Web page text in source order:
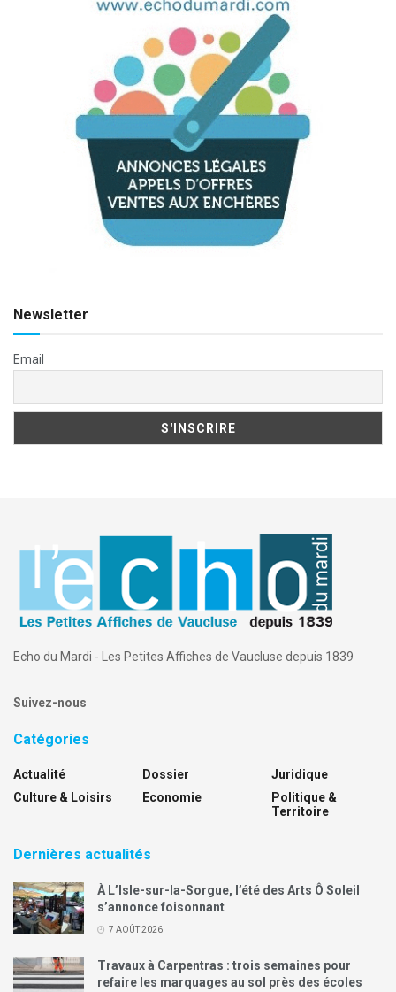
Newsletter
Email
Echo du Mardi - Les Petites Affiches de Vaucluse depuis 1839
Suivez-nous
Catégories
Actualité
Culture & Loisirs
Dossier
Economie
Juridique
Politique &
Territoire
Dernières actualités
À L’Isle-sur-la-Sorgue, l’été des Arts Ô Soleil
s’annonce foisonnant
7 AOÛT 2026
Travaux à Carpentras : trois semaines pour
refaire les marquages au sol près des écoles